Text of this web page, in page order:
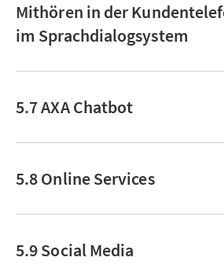
Mithören in der
im Sprachdialogsystem
5.7 AXA Chatbot
5.8 Online Services
5.9 Social Media